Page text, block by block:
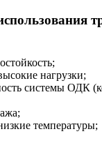
нагрузки;
системы ОДК
температуры;